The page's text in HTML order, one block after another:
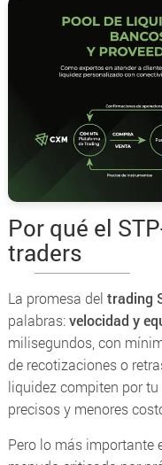
Por qué el
traders
La promesa del trading
palabras:velocidad y
milisegundos, con
de recotizaciones o
liquidez compiten por
precisos y menores
Pero lo más importante